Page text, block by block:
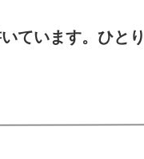
ています。ひと